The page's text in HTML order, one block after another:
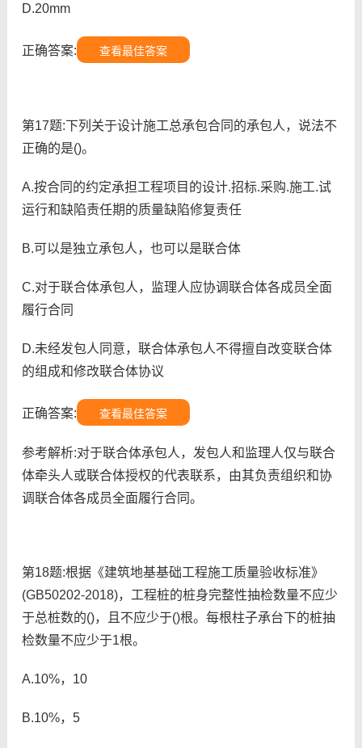
D.20mm
正确答案: 查看最佳答案
第17题:下列关于设计施工总承包合同的承包人，说法不
正确的是()。
A.按合同的约定承担工程项目的设计.招标.采购.施工.试
运行和缺陷责任期的质量缺陷修复责任
B.可以是独立承包人，也可以是联合体
C.对于联合体承包人，监理人应协调联合体各成员全面
履行合同
D.未经发包人同意，联合体承包人不得擅自改变联合体
的组成和修改联合体协议
正确答案: 查看最佳答案
参考解析:对于联合体承包人，发包人和监理人仅与联合
体牵头人或联合体授权的代表联系，由其负责组织和协
调联合体各成员全面履行合同。
第18题:根据《建筑地基基础工程施工质量验收标准》
(GB50202-2018)，工程桩的桩身完整性抽检数量不应少
于总桩数的()，且不应少于()根。每根柱子承台下的桩抽
检数量不应少于1根。
A.10%，10
B.10%，5